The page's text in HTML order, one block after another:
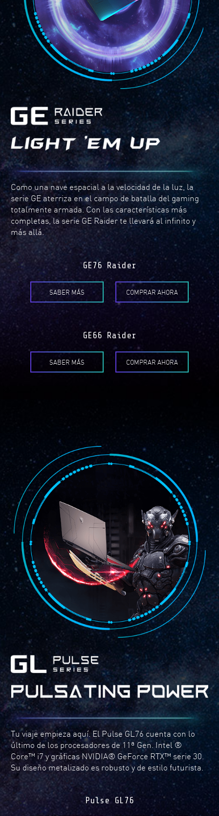
Como una nave espacial a la velocidad de la luz, la
serie GE aterriza en el campo de batalla del gaming
totalmente armada. Con las características más
completas, la serie GE Raider te llevará al infinito y
más allá.
GE76 Raider
SABER MÁS COMPRAR AHORA
GE66 Raider
SABER MÁS COMPRAR AHORA
Tu viaje empieza aquí. El Pulse GL76 cuenta con lo
último de los procesadores de 11ª Gen. Intel ®
Core™ i7 y gráficas NVIDIA® GeForce RTX™ serie 30.
Su diseño metalizado es robusto y de estilo futurista.
Pulse GL76